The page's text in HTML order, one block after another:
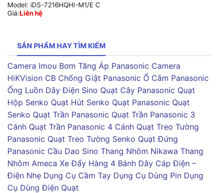
Model: iDS-7216HQHI-M1/E C
Giá:Liên hệ
SẢN PHẨM HAY TÌM KIẾM
Camera Imou Bơm Tăng Áp Panasonic Camera
HiKVision CB Chống Giật Panasonic Ổ Cắm Panasonic
Ống Luồn Dây Điện Sino Quạt Cây Panasonic Quạt
Hộp Senko Quạt Hút Senko Quạt Panasonic Quạt
Senko Quạt Trần Panasonic Quạt Trần Panasonic 3
Cánh Quạt Trần Panasonic 4 Cánh Quạt Treo Tường
Panasonic Quạt Treo Tường Senko Quạt Đứng
Panasonic Cầu Dao Sino Thang Nhôm Nikawa Thang
Nhôm Ameca Xe Đẩy Hàng 4 Bánh Dây Cáp Điện –
Điện Nhẹ Dụng Cụ Cầm Tay Dụng Cụ Dùng Pin Dụng
Cụ Dùng Điện Quạt